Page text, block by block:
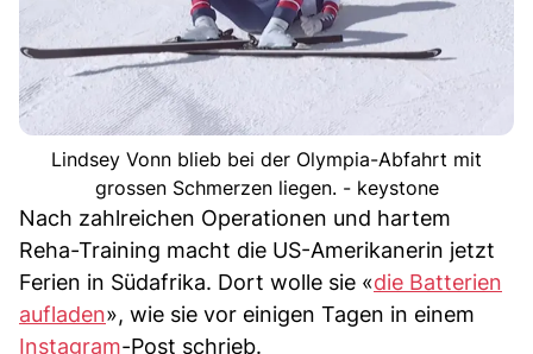
Lindsey Vonn blieb bei der Olympia-Abfahrt mit
grossen Schmerzen liegen. - keystone
Nach zahlreichen Operationen und hartem
Reha-Training macht die US-Amerikanerin jetzt
Ferien in Südafrika. Dort wolle sie «die Batterien
aufladen», wie sie vor einigen Tagen in einem
Instagram-Post schrieb.